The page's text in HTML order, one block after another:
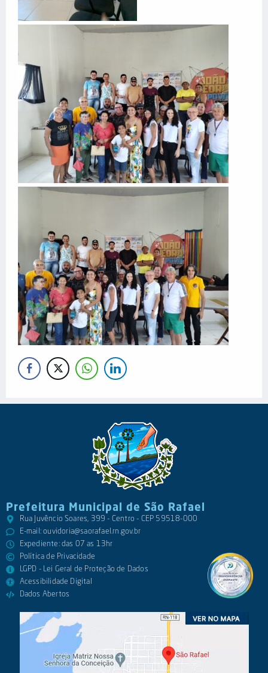
Prefeitura Municipal de São Rafael
Rua Juvêncio Soares, 399 - Centro - CEP 59518-000
E-mail:ouvidoria@saorafael.rn.gov.br
Expediente: das 07 as 13hr
Política de Privacidade
LGPD - Lei Geral de Proteção de Dados
Acessibilidade Digital
Dados Abertos